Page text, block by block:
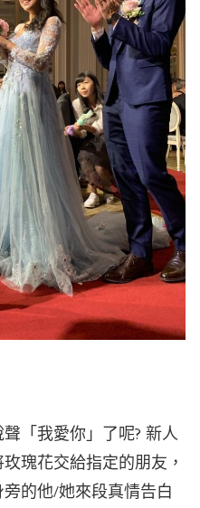
「我愛你」了呢? 新人
瑰花交給指定的朋友，
的他/她來段真情告白